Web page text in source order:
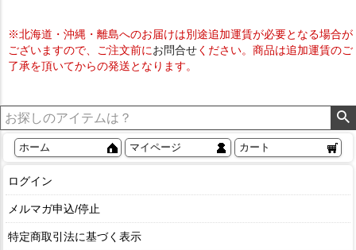
※北海道・沖縄・離島へのお届けは別途追加運賃が必要となる場合が
ございますので、ご注文前にお問合せください。商品は追加運賃のご
了承を頂いてからの発送となります。
ホーム マイページ カート
ログイン
メルマガ申込/停止
特定商取引法に基づく表示